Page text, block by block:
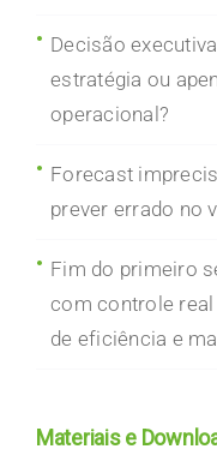
Decisão
estratégia ou
operacional?
Forecast
prever errado no
Fim do primeiro
com controle real
de eficiência e
Materiais e